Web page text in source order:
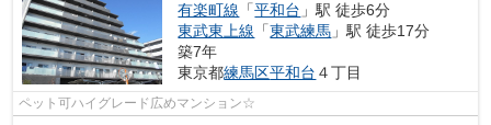
有楽町線 「平和台 」駅 徒歩6分
東武東上線 「東武練馬 」駅 徒歩17分
築7年
東京都練馬区平和台 ４丁目
ペット可ハイグレード広めマンション☆